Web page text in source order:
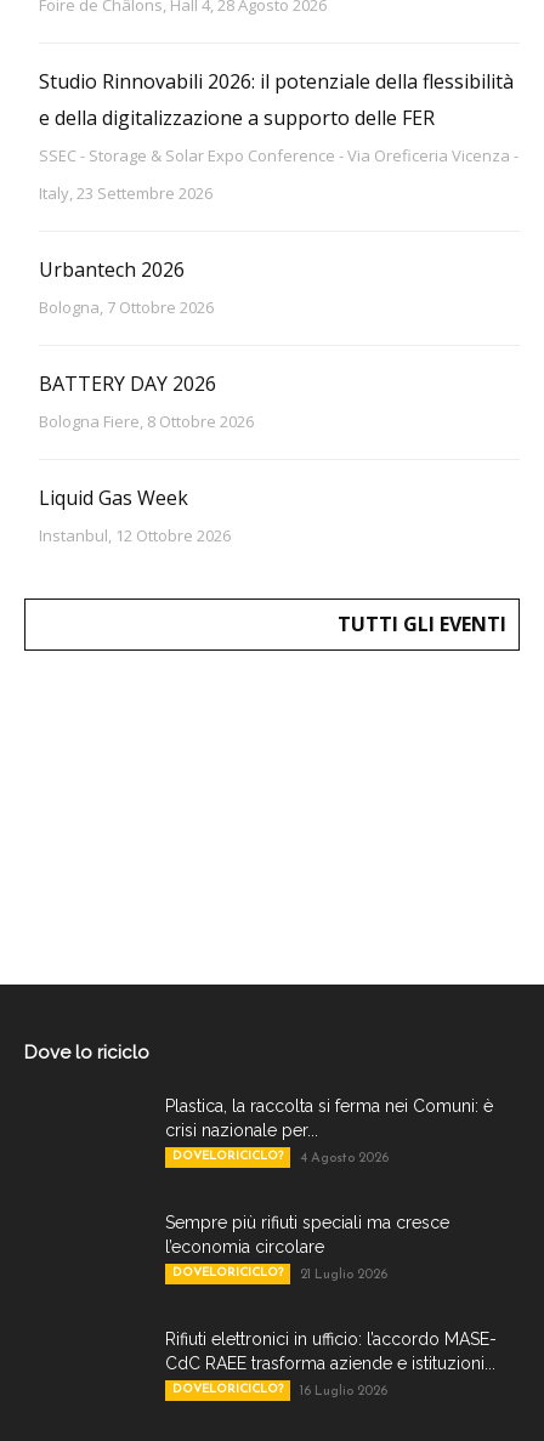
Foire de Châlons, Hall 4, 28 Agosto 2026
Studio Rinnovabili 2026: il potenziale della flessibilità
e della digitalizzazione a supporto delle FER
SSEC - Storage & Solar Expo Conference - Via Oreficeria Vicenza -
Italy, 23 Settembre 2026
Urbantech 2026
Bologna, 7 Ottobre 2026
BATTERY DAY 2026
Bologna Fiere, 8 Ottobre 2026
Liquid Gas Week
Instanbul, 12 Ottobre 2026
TUTTI GLI EVENTI
Dove lo riciclo
Plastica, la raccolta si ferma nei Comuni: è
crisi nazionale per...
DOVELORICICLO? 4 Agosto 2026
Sempre più rifiuti speciali ma cresce
l’economia circolare
DOVELORICICLO? 21 Luglio 2026
Rifiuti elettronici in ufficio: l’accordo MASE-
CdC RAEE trasforma aziende e istituzioni...
DOVELORICICLO? 16 Luglio 2026